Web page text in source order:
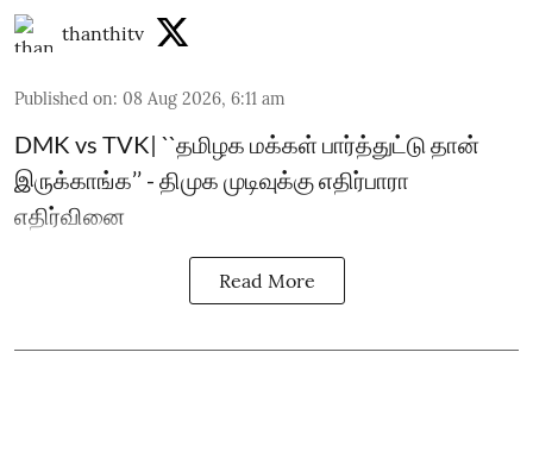
thanthitv
Published on: 08 Aug 2026, 6:11 am
DMK vs TVK| ``தமிழக மக்கள் பார்த்துட்டு தான்
இருக்காங்க’’ - திமுக முடிவுக்கு எதிர்பாரா
எதிர்வினை
Read More